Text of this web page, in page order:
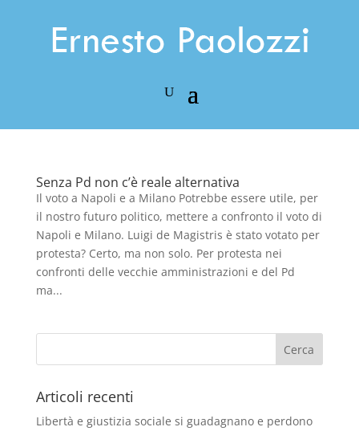
Senza Pd non c’è reale alternativa
Il voto a Napoli e a Milano Potrebbe essere utile, per
il nostro futuro politico, mettere a confronto il voto di
Napoli e Milano. Luigi de Magistris è stato votato per
protesta? Certo, ma non solo. Per protesta nei
confronti delle vecchie amministrazioni e del Pd
ma...
Articoli recenti
Libertà e giustizia sociale si guadagnano e perdono